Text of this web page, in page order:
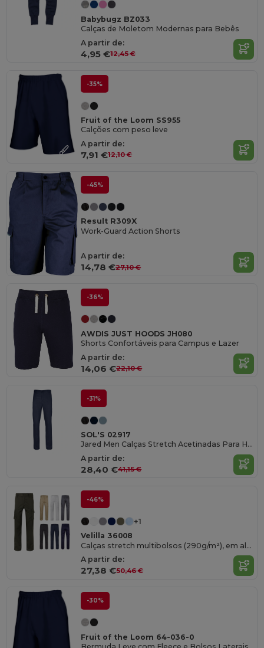
Babybugz BZ033
Calças de Moletom Modernas para Bebês
A partir de:
4,95 €12,45 €
-35%
Fruit of the Loom SS955
Calções com peso leve
A partir de:
7,91 €12,10 €
-45%
Result R309X
Work-Guard Action Shorts
A partir de:
14,78 €27,10 €
-36%
AWDIS JUST HOODS JH080
Shorts Confortáveis para Campus e Lazer
A partir de:
14,06 €22,10 €
-31%
SOL'S 02917
Jared Men Calças Stretch Acetinadas Para Homem
A partir de:
28,40 €41,15 €
-46%
+1
Velilla 36008
Calças stretch multibolsos (290g/m²), em algodão (46%), EME (38%) e poliéster (16%)
A partir de:
27,38 €50,46 €
-30%
Fruit of the Loom 64-036-0